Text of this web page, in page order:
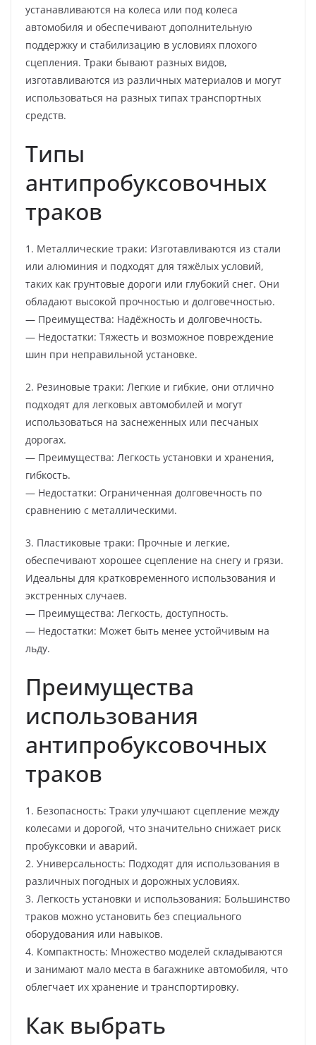
устанавливаются на колеса или под колеса
автомобиля и обеспечивают дополнительную
поддержку и стабилизацию в условиях плохого
сцепления. Траки бывают разных видов,
изготавливаются из различных материалов и могут
использоваться на разных типах транспортных
средств.
Типы
антипробуксовочных
траков
1. Металлические траки: Изготавливаются из стали
или алюминия и подходят для тяжёлых условий,
таких как грунтовые дороги или глубокий снег. Они
обладают высокой прочностью и долговечностью.
— Преимущества: Надёжность и долговечность.
— Недостатки: Тяжесть и возможное повреждение
шин при неправильной установке.
2. Резиновые траки: Легкие и гибкие, они отлично
подходят для легковых автомобилей и могут
использоваться на заснеженных или песчаных
дорогах.
— Преимущества: Легкость установки и хранения,
гибкость.
— Недостатки: Ограниченная долговечность по
сравнению с металлическими.
3. Пластиковые траки: Прочные и легкие,
обеспечивают хорошее сцепление на снегу и грязи.
Идеальны для кратковременного использования и
экстренных случаев.
— Преимущества: Легкость, доступность.
— Недостатки: Может быть менее устойчивым на
льду.
Преимущества
использования
антипробуксовочных
траков
1. Безопасность: Траки улучшают сцепление между
колесами и дорогой, что значительно снижает риск
пробуксовки и аварий.
2. Универсальность: Подходят для использования в
различных погодных и дорожных условиях.
3. Легкость установки и использования: Большинство
траков можно установить без специального
оборудования или навыков.
4. Компактность: Множество моделей складываются
и занимают мало места в багажнике автомобиля, что
облегчает их хранение и транспортировку.
Как выбрать